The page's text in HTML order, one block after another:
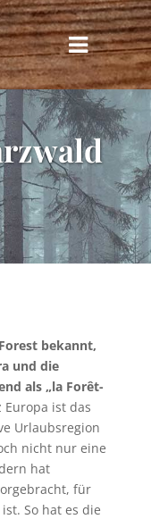
bekannt,
und die
als „la Forêt-
Europa ist das
Urlaubsregion
nicht nur eine
hat
für
So hat es die